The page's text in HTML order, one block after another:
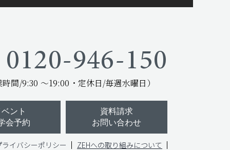
0120-946-150
時間/9:30 ～19:00 ・定休日/毎週水曜日）
ント
会予約
資料請求
お問い合わせ
ライバシーポリシー ZEHへの取り組みについて